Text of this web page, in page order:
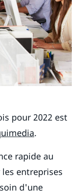
pour 2022 est
.
rapide au
entreprises
d'une